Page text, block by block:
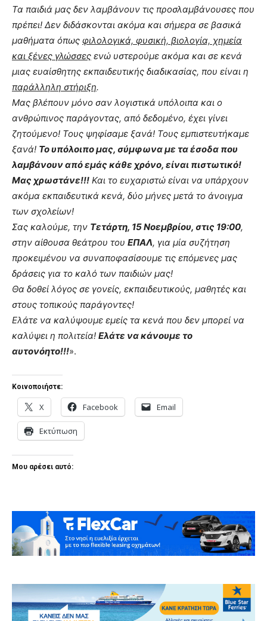
Τα παιδιά μας δεν λαμβάνουν τις προσλαμβάνουσες που
πρέπει! Δεν διδάσκονται ακόμα και σήμερα σε βασικά
μαθήματα όπως φιλολογικά, φυσική, βιολογία, χημεία
και ξένες γλώσσες ενώ υστερούμε ακόμα και σε κενά
μιας ευαίσθητης εκπαιδευτικής διαδικασίας, που είναι η
παράλληλη στήριξη.
Μας βλέπουν μόνο σαν λογιστικά υπόλοιπα και ο
ανθρώπινος παράγοντας, από δεδομένο, έχει γίνει
ζητούμενο! Τους ψηφίσαμε ξανά! Τους εμπιστευτήκαμε
ξανά! Το υπόλοιπο μας, σύμφωνα με τα έσοδα που
λαμβάνουν από εμάς κάθε χρόνο, είναι πιστωτικό!
Μας χρωστάνε!!! Και το ευχαριστώ είναι να υπάρχουν
ακόμα εκπαιδευτικά κενά, δύο μήνες μετά το άνοιγμα
των σχολείων!
Σας καλούμε, την Τετάρτη, 15 Νοεμβρίου, στις 19:00,
στην αίθουσα θεάτρου του ΕΠΑΛ, για μία συζήτηση
προκειμένου να συναποφασίσουμε τις επόμενες μας
δράσεις για το καλό των παιδιών μας!
Θα δοθεί λόγος σε γονείς, εκπαιδευτικούς, μαθητές και
στους τοπικούς παράγοντες!
Ελάτε να καλύψουμε εμείς τα κενά που δεν μπορεί να
καλύψει η πολιτεία! Ελάτε να κάνουμε το
αυτονόητο!!!».
Κοινοποιήστε:
X Facebook Email
Εκτύπωση
Μου αρέσει αυτό: